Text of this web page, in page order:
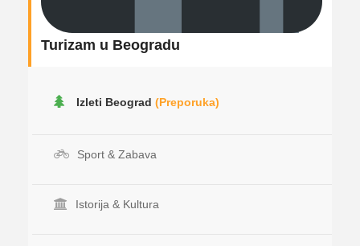
Turizam u Beogradu
Izleti Beograd (Preporuka)
Sport & Zabava
Istorija & Kultura